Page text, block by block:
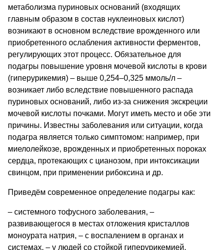
метаболизма пуриновых оснований (входящих
главным образом в состав нуклеиновых кислот)
возникают в основном вследствие врожденного или
приобретенного ослабления активности ферментов,
регулирующих этот процесс. Обязательное для
подагры повышение уровня мочевой кислоты в крови
(гиперурикемия) – выше 0,254–0,325 ммоль/л –
возникает либо вследствие повышенного распада
пуриновых оснований, либо из-за снижения экскреции
мочевой кислоты почками. Могут иметь место и обе эти
причины. Известны заболевания или ситуации, когда
подагра является только симптомом: например, при
миелолейкозе, врожденных и приобретенных пороках
сердца, протекающих с цианозом, при интоксикации
свинцом, при применении рибоксина и др.
Приведём современное определение подагры как:
– системного тофусного заболевания, –
развивающегося в местах отложения кристаллов
моноурата натрия, – с воспалением в органах и
системах, – у людей со стойкой гиперурикемией,